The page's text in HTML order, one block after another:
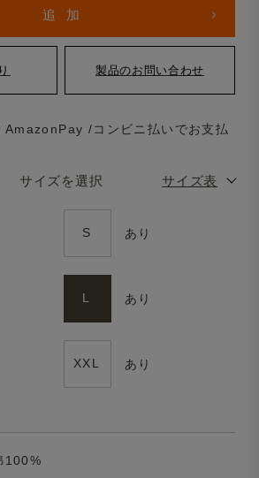
サイズを選択 サイズ表
S あり
L あり
XXL あり
AmazonPay /コンビニ払いでお支払
100%